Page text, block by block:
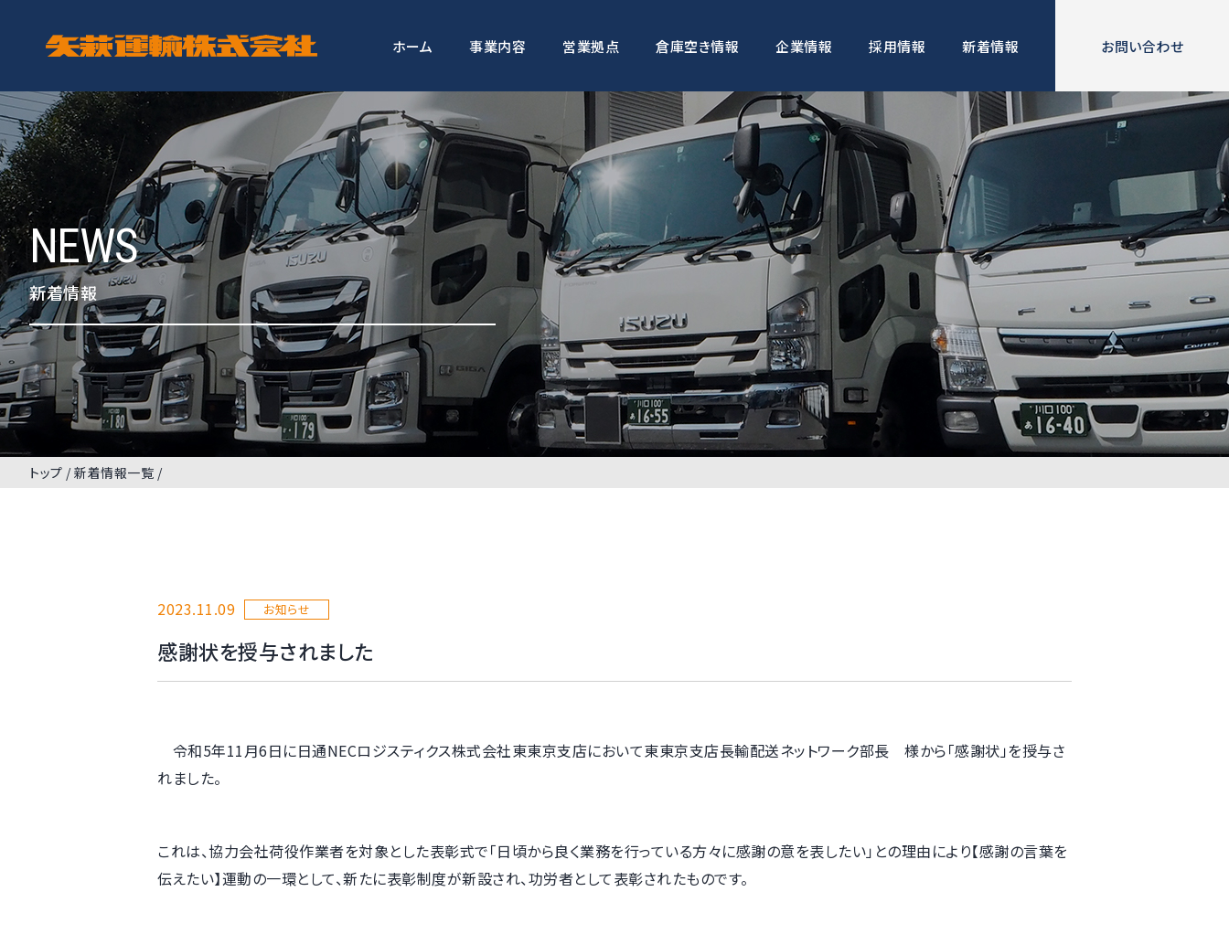
ホーム 事業内容 営業拠点 倉庫空き情報 企業情報 採用情報 新着情報 お問い合わせ
NEWS
新着情報
トップ 新着情報一覧
2023.11.09 お知らせ
感謝状を授与されました
令和5年11月6日に日通NECロジスティクス株式会社東東京支店において東東京支店長輸配送ネットワーク部長 様から「感謝状」を授与さ
れました。
これは、協力会社荷役作業者を対象とした表彰式で「日頃から良く業務を行っている方々に感謝の意を表したい」との理由により【感謝の言葉を
伝えたい】運動の一環として、新たに表彰制度が新設され、功労者として表彰されたものです。